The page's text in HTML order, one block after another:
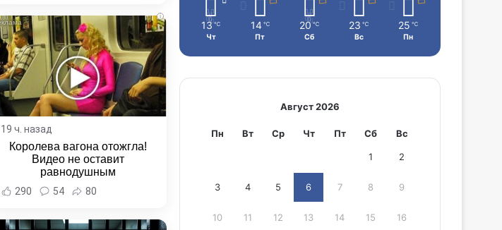
i
19 ч. назад
Королева вагона отожгла!
Видео не оставит
равнодушным
290 54 80
13 ℃
Чт
14 ℃
Пт
20 ℃
Сб
23 ℃
Вс
25 ℃
Пн
Август 2026
Пн Вт Ср Чт Пт Сб Вс
1 2
3 4 5 6 7 8 9
10 11 12 13 14 15 16